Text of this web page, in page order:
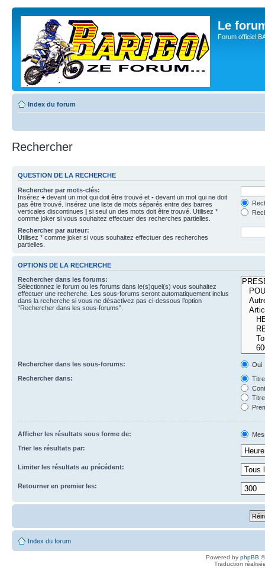
Le
Forum officiel
Index du forum
Rechercher
QUESTION DE LA RECHERCHE
Rechercher par mots-clés:
Insérez + devant un mot qui doit être trouvé et - devant un mot qui ne doit
pas être trouvé. Insérez une liste de mots séparés entre des barres
verticales discontinues | si seul un des mots doit être trouvé. Utilisez *
comme joker si vous souhaitez effectuer des recherches partielles.
Rechercher par auteur:
Utilisez * comme joker si vous souhaitez effectuer des recherches
partielles.
OPTIONS DE LA RECHERCHE
Rechercher dans les forums:
Sélectionnez le forum ou les forums dans le(s)quel(s) vous souhaitez
effectuer une recherche. Les sous-forums seront automatiquement inclus
dans la recherche si vous ne désactivez pas ci-dessous l’option
“Rechercher dans les sous-forums”.
Rechercher dans les sous-forums:
Oui
Rechercher dans:
Afficher les résultats sous forme de:
Trier les résultats par:
Limiter les résultats au précédent:
Retourner en premier les:
Index du forum
Powered by phpBB
Traduction